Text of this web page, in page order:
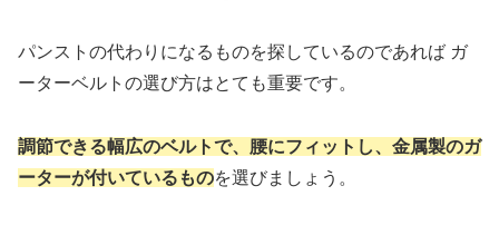
パンストの代わりになるものを探しているのであれば ガ
ーターベルトの選び方はとても重要です。
調節できる幅広のベルトで、腰にフィットし、金属製のガ
ーターが付いているものを選びましょう。